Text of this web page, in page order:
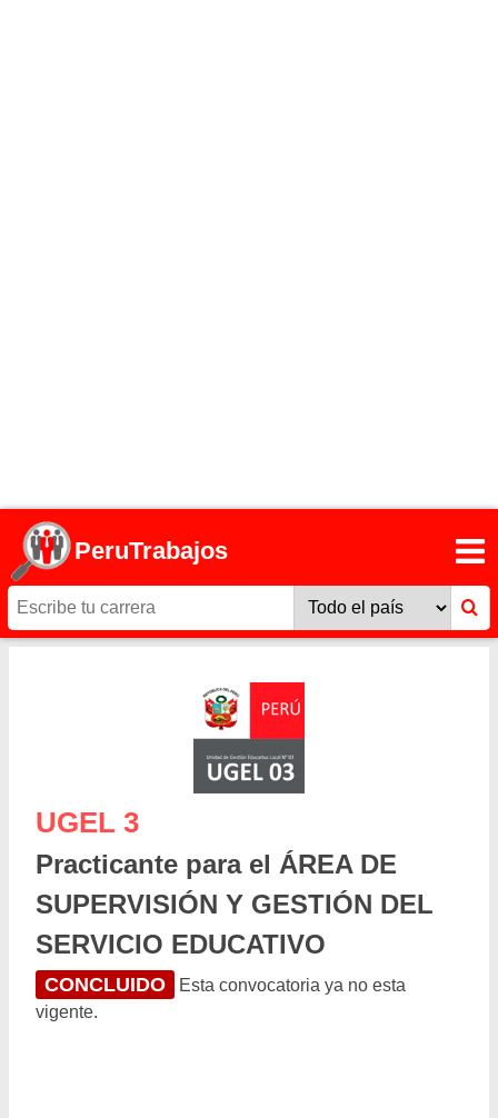
PeruTrabajos
UGEL 3
Practicante para el ÁREA DE
SUPERVISIÓN Y GESTIÓN DEL
SERVICIO EDUCATIVO
CONCLUIDO
Esta convocatoria ya no esta
vigente.